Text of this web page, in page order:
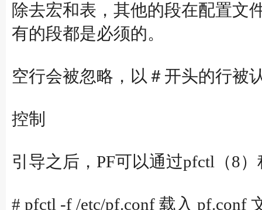
除去宏和表，其他的段在配置文
有的段都是必须的。
空行会被忽略，以＃开头的行被
控制
引导之后，PF可以通过pfctl（8
# pfctl -f /etc/pf.conf 载入 pf.conf